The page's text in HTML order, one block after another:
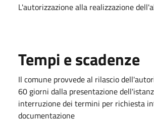
L'autorizzazione alla realizzazione
Tempi e scadenze
Il comune provvede al rilascio
60 giorni dalla presentazione
interruzione dei termini per richiesta
documentazione